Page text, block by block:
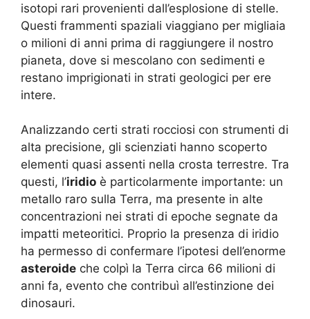
isotopi rari provenienti dall’esplosione di stelle.
Questi frammenti spaziali viaggiano per migliaia
o milioni di anni prima di raggiungere il nostro
pianeta, dove si mescolano con sedimenti e
restano imprigionati in strati geologici per ere
intere.
Analizzando certi strati rocciosi con strumenti di
alta precisione, gli scienziati hanno scoperto
elementi quasi assenti nella crosta terrestre. Tra
questi, l’iridio è particolarmente importante: un
metallo raro sulla Terra, ma presente in alte
concentrazioni nei strati di epoche segnate da
impatti meteoritici. Proprio la presenza di iridio
ha permesso di confermare l’ipotesi dell’enorme
asteroide che colpì la Terra circa 66 milioni di
anni fa, evento che contribuì all’estinzione dei
dinosauri.